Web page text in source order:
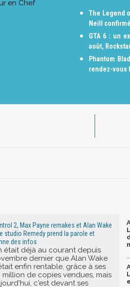
en Chef
The Legend
Neill
GTA 6 : un
août,
Phantom
rendez-vous
2, Max Payne remakes et Alan Wake
studio Remedy prend la parole et
des infos
était déjà au courant depuis
dernier que Alan Wake
enfin rentable, grâce à ses
million de copies vendues, mais
c'est devant ses